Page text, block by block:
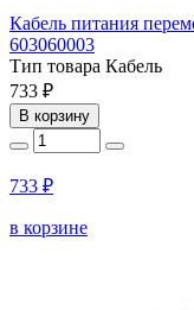
Кабель питания
603060003
Тип товара Кабель
733 ₽
В корзину
733 ₽
в корзине